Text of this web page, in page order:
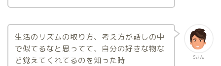
Sさん
生活のリズムの取り方、考え方が話しの中
で似てるなと思ってて、自分の好きな物な
ど覚えてくれてるのを知った時